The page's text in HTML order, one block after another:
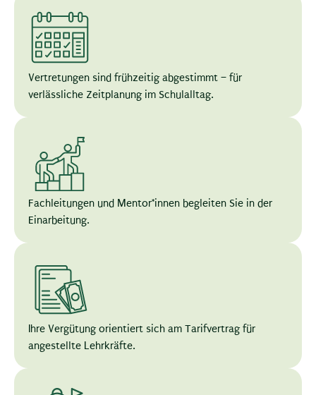
Vertretungen sind frühzeitig abgestimmt – für
verlässliche Zeitplanung im Schulalltag.
Fachleitungen und Mentor*innen begleiten Sie in der
Einarbeitung.
Ihre Vergütung orientiert sich am Tarifvertrag für
angestellte Lehrkräfte.